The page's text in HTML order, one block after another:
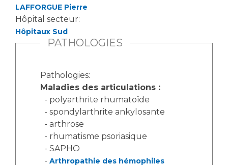
LAFFORGUE Pierre
Hôpital secteur:
Hôpitaux Sud
PATHOLOGIES
Pathologies:
Maladies des articulations :
- polyarthrite rhumatoïde
- spondylarthrite ankylosante
- arthrose
- rhumatisme psoriasique
- SAPHO
- Arthropathie des hémophiles